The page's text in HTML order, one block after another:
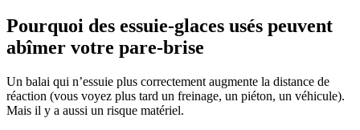
Pourquoi des essuie-glaces usés peuvent
abîmer votre pare-brise
Un balai qui n’essuie plus correctement augmente la distance de
réaction (vous voyez plus tard un freinage, un piéton, un véhicule).
Mais il y a aussi un risque matériel.